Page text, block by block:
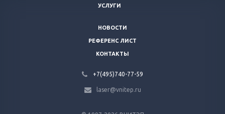
УСЛУГИ
НОВОСТИ
РЕФЕРЕНС ЛИСТ
КОНТАКТЫ
+7(495)740-77-59
laser@vnitep.ru